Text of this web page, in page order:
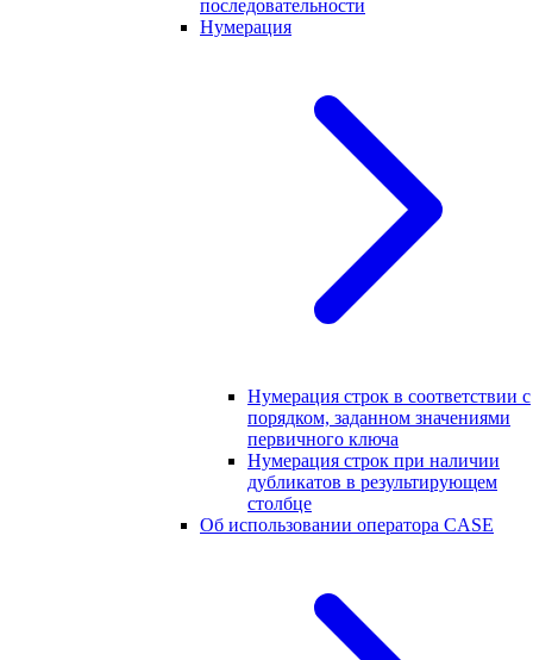
последовательности
Нумерация
Нумерация строк в соответствии с
порядком, заданном значениями
первичного ключа
Нумерация строк при наличии
дубликатов в результирующем
столбце
Об использовании оператора CASE